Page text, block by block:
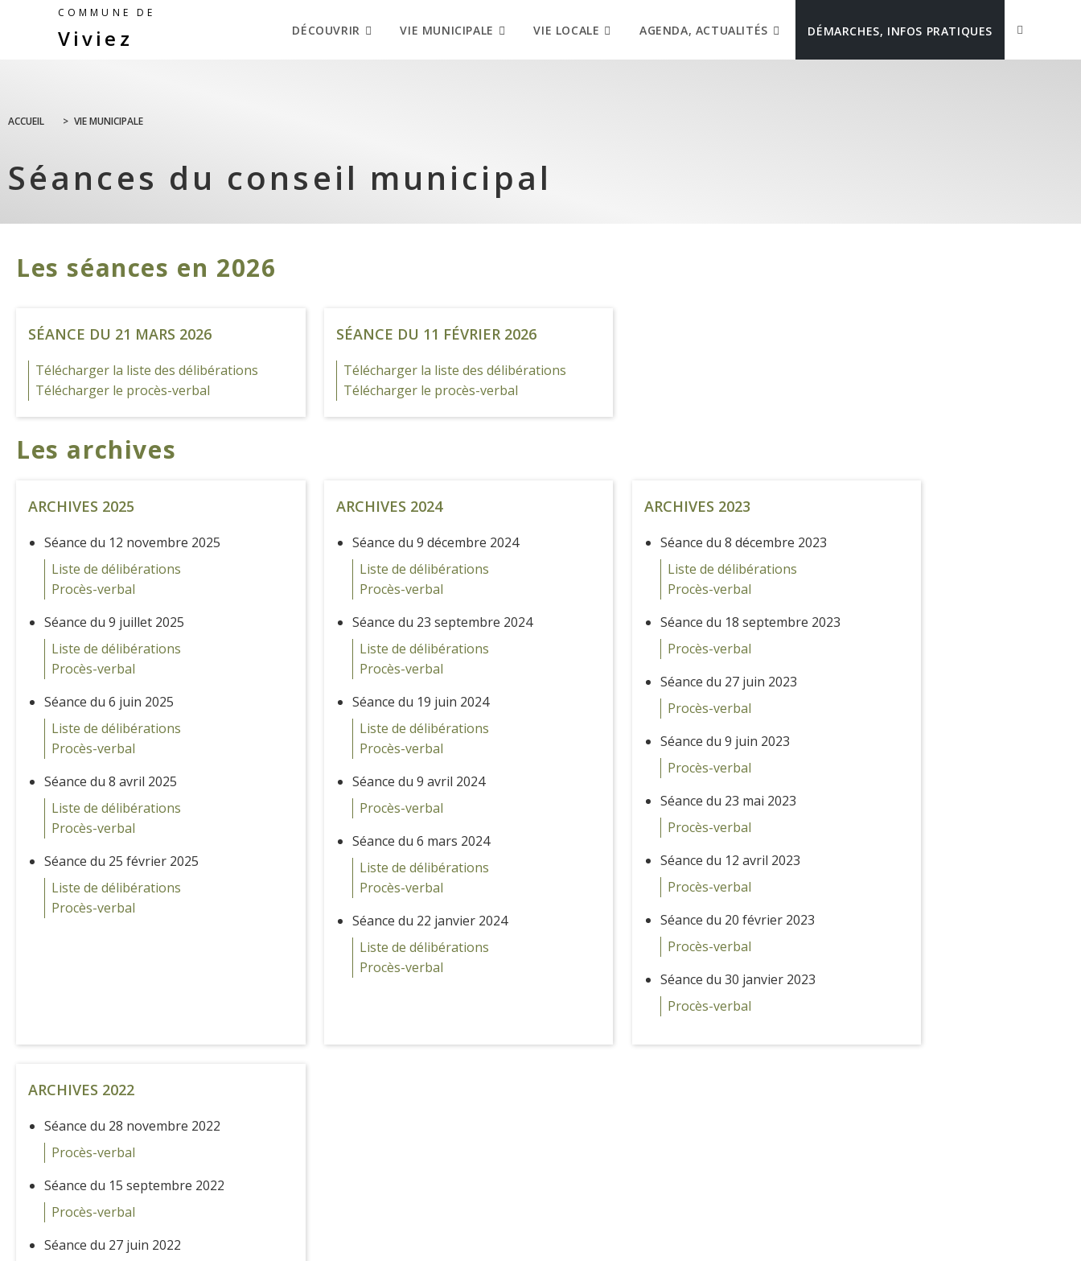
COMMUNE DE
Viviez DÉCOUVRIR VIE MUNICIPALE VIE LOCALE AGENDA, ACTUALITÉS DÉMARCHES, INFOS PRATIQUES
ACCUEIL > VIE MUNICIPALE
Séances du conseil municipal
Les séances en 2026
SÉANCE DU 21 MARS 2026
Télécharger la liste des délibérations
Télécharger le procès-verbal
SÉANCE DU 11 FÉVRIER 2026
Télécharger la liste des délibérations
Télécharger le procès-verbal
Les archives
ARCHIVES 2025
Séance du 12 novembre 2025
Liste de délibérations
Procès-verbal
Séance du 9 juillet 2025
Liste de délibérations
Procès-verbal
Séance du 6 juin 2025
Liste de délibérations
Procès-verbal
Séance du 8 avril 2025
Liste de délibérations
Procès-verbal
Séance du 25 février 2025
Liste de délibérations
Procès-verbal
ARCHIVES 2024
Séance du 9 décembre 2024
Liste de délibérations
Procès-verbal
Séance du 23 septembre 2024
Liste de délibérations
Procès-verbal
Séance du 19 juin 2024
Liste de délibérations
Procès-verbal
Séance du 9 avril 2024
Procès-verbal
Séance du 6 mars 2024
Liste de délibérations
Procès-verbal
Séance du 22 janvier 2024
Liste de délibérations
Procès-verbal
ARCHIVES 2023
Séance du 8 décembre 2023
Liste de délibérations
Procès-verbal
Séance du 18 septembre 2023
Procès-verbal
Séance du 27 juin 2023
Procès-verbal
Séance du 9 juin 2023
Procès-verbal
Séance du 23 mai 2023
Procès-verbal
Séance du 12 avril 2023
Procès-verbal
Séance du 20 février 2023
Procès-verbal
Séance du 30 janvier 2023
Procès-verbal
ARCHIVES 2022
Séance du 28 novembre 2022
Procès-verbal
Séance du 15 septembre 2022
Procès-verbal
Séance du 27 juin 2022